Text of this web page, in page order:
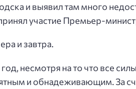
и выявил там много
участие Премьер-
и завтра.
несмотря на то что все
и обнадеживающим. За